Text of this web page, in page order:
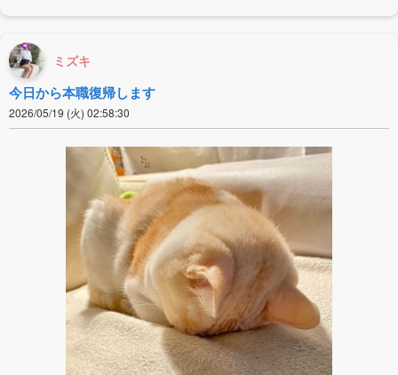
ミズキ
今日から本職復帰します
2026/05/19 (火) 02:58:30